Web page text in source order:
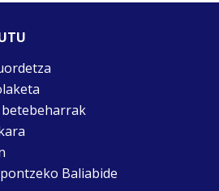
Baliabide